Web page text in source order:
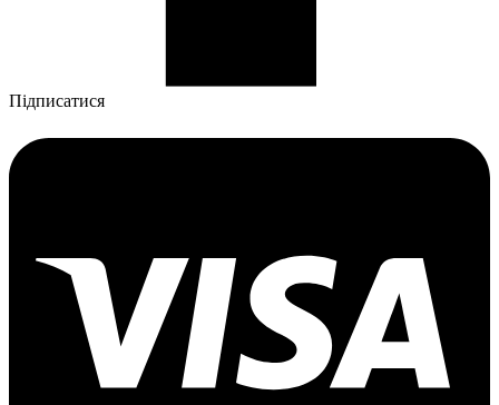
Підписатися